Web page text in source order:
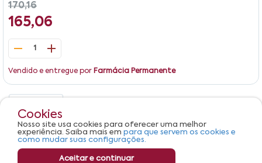
170,16
165,06
1
Vendido e entregue por Farmácia Permanente
Produto não apresenta descrição.
Cookies
Nosso site usa cookies para oferecer uma melhor
experiência. Saiba mais em para que servem os cookies e
como mudar suas configurações.
Aceitar e continuar